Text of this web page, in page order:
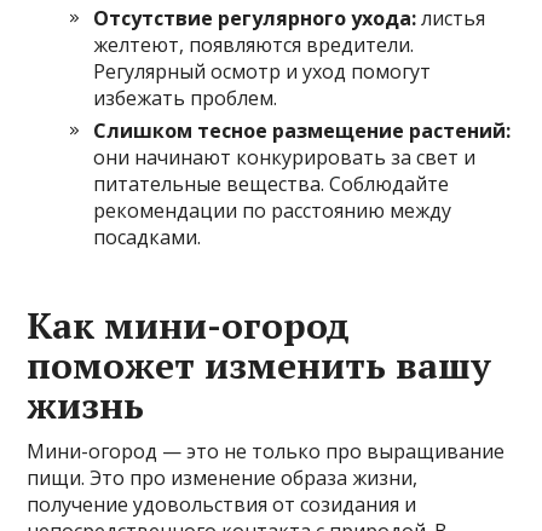
Отсутствие регулярного ухода:листья
желтеют, появляются вредители.
Регулярный осмотр и уход помогут
избежать проблем.
Слишком тесное размещение растений:
они начинают конкурировать за свет и
питательные вещества. Соблюдайте
рекомендации по расстоянию между
посадками.
Как мини-огород
поможет изменить вашу
жизнь
Мини-огород — это не только про выращивание
пищи. Это про изменение образа жизни,
получение удовольствия от созидания и